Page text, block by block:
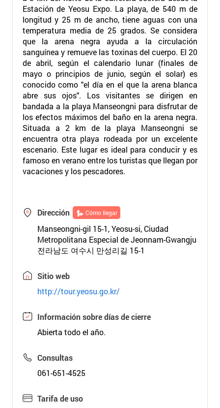
Estación de Yeosu Expo. La playa, de 540 m de
longitud y 25 m de ancho, tiene aguas con una
temperatura media de 25 grados. Se considera
que la arena negra ayuda a la circulación
sanguínea y remueve las toxinas del cuerpo. El 20
de abril, según el calendario lunar (finales de
mayo o principios de junio, según el solar) es
conocido como "el día en el que la arena blanca
abre sus ojos". Los visitantes se dirigen en
bandada a la playa Manseongni para disfrutar de
los efectos máximos del baño en la arena negra.
Situada a 2 km de la playa Manseongni se
encuentra otra playa rodeada por un excelente
escenario. Este lugar es ideal para conducir y es
famoso en verano entre los turistas que llegan por
vacaciones y los pescadores.
Dirección Cómo llegar
Manseongni-gil 15-1, Yeosu-si, Ciudad
Metropolitana Especial de Jeonnam-Gwangju
전라남도 여수시 만성리길 15-1
Sitio web
http://tour.yeosu.go.kr/
Información sobre días de cierre
Abierta todo el año.
Consultas
061-651-4525
Tarifa de uso